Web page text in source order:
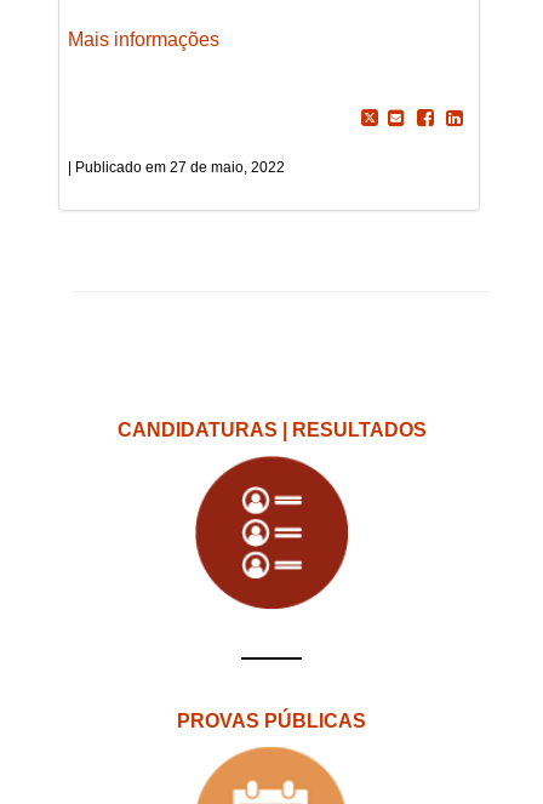
Mais informações
27 de maio, 2022
CANDIDATURAS | RESULTADOS
PROVAS PÚBLICAS